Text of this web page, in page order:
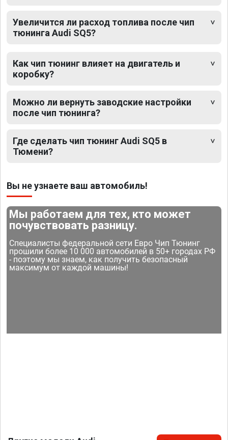
Увеличится ли расход топлива после чип
тюнинга Audi SQ5?
Как чип тюнинг влияет на двигатель и
коробку?
Можно ли вернуть заводские настройки
после чип тюнинга?
Где сделать чип тюнинг Audi SQ5 в
Тюмени?
Вы не узнаете ваш автомобиль!
Мы работаем для тех, кто может
почувствовать разницу.
Специалисты федеральной сети Евро Чип Тюнинг
прошили более 10 000 автомобилей в 50+ городах РФ
- поэтому мы знаем, как получить безопасный
максимум от каждой машины!